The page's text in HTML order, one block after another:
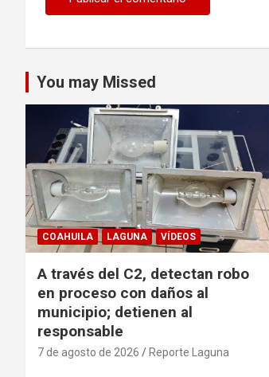
You may Missed
COAHUILA LAGUNA VÍDEOS
A través del C2, detectan robo
en proceso con daños al
municipio; detienen al
responsable
7 de agosto de 2026 Reporte Laguna